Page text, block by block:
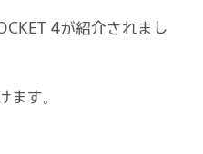
4が紹介されまし
す。